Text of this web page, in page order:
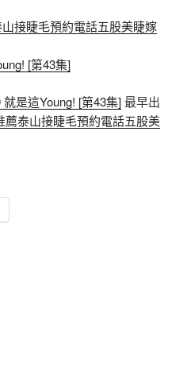
接睫毛預約電話五股美睫嫁
[第43集]
是這Young! [第43集]最早出
薦泰山接睫毛預約電話五股美